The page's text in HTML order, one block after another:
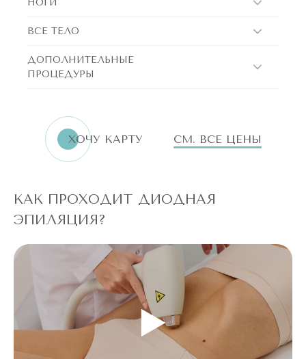
НОГИ
ВСЕ ТЕЛО
ДОПОЛНИТЕЛЬНЫЕ
ПРОЦЕДУРЫ
ХОЧУ КАРТУ СМ. ВСЕ ЦЕНЫ
КАК ПРОХОДИТ ДИОДНАЯ
ЭПИЛЯЦИЯ?